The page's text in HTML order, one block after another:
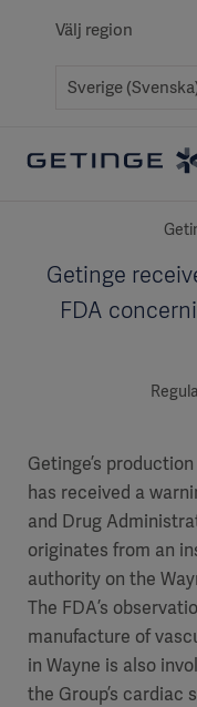
Välj region
Getinge
FDA
Getinge’s
has received a
and Drug
originates from an
authority on the
The FDA’s
manufacture of
in Wayne is also
the Group’s cardiac